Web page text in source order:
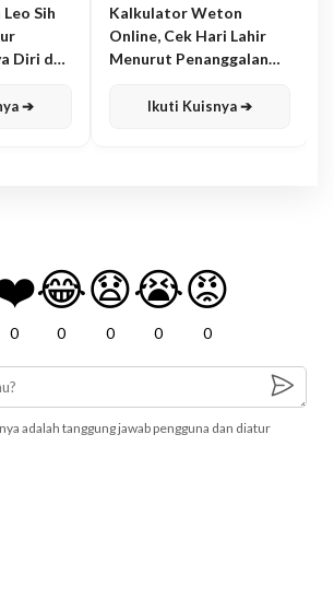
Leo Sih
Diri dan
➔
Kalkulator Weton
Online, Cek Hari Lahir
Menurut Penanggalan
Ikuti Kuisnya ➔
0
😂
0
😧
0
😭
0
😡
0
adalah tanggung jawab pengguna dan diatur